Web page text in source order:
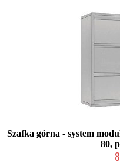
Szafka górna - system
80,